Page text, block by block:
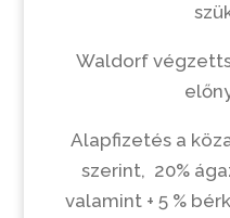
Waldorf
Alapfizetés a
szerint, 20%
valamint + 5 %